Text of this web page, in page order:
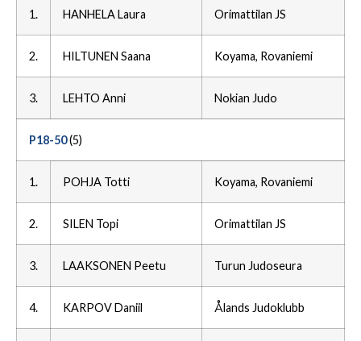
1. HANHELA Laura Orimattilan JS
2. HILTUNEN Saana Koyama, Rovaniemi
3. LEHTO Anni Nokian Judo
P18-50(5)
1. POHJA Totti Koyama, Rovaniemi
2. SILEN Topi Orimattilan JS
3. LAAKSONEN Peetu Turun Judoseura
4. KARPOV Daniil Ålands Judoklubb